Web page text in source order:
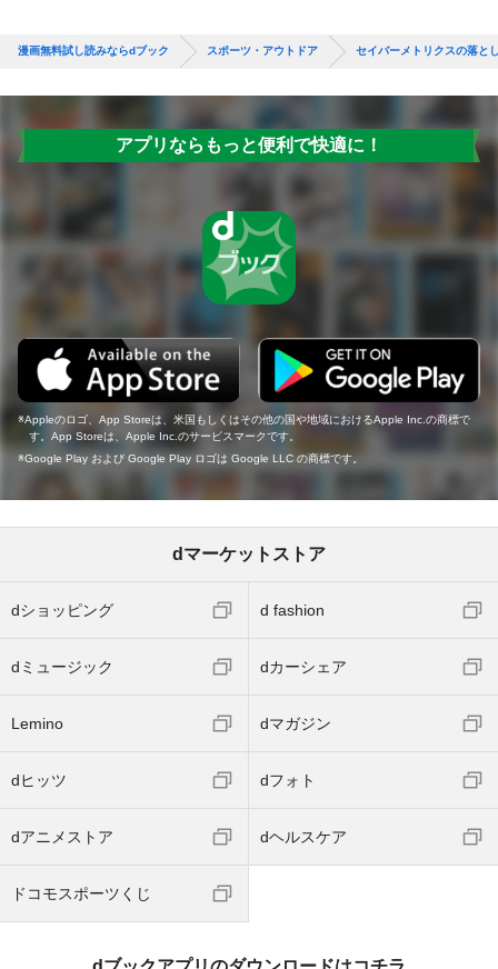
漫画無料試し読みならdブック スポーツ・アウトドア セイバーメトリクスの落と
アプリならもっと便利で快適に！
Appleのロゴ、App Storeは、米国もしくはその他の国や地域におけるApple Inc.の商標で
す。App Storeは、Apple Inc.のサービスマークです。
Google Play および Google Play ロゴは Google LLC の商標です。
dマーケットストア
dショッピング d fashion
dミュージック dカーシェア
Lemino dマガジン
dヒッツ dフォト
dアニメストア dヘルスケア
ドコモスポーツくじ